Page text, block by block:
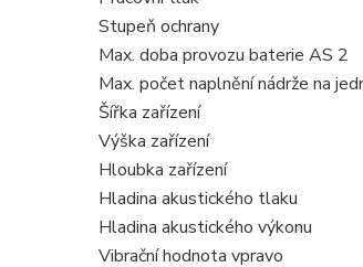
Stupeň ochrany
Max. doba provozu baterie AS 2
Max. počet naplnění nádrže na
Šířka zařízení
Výška zařízení
Hloubka zařízení
Hladina akustického tlaku
Hladina akustického výkonu
Vibrační hodnota vpravo